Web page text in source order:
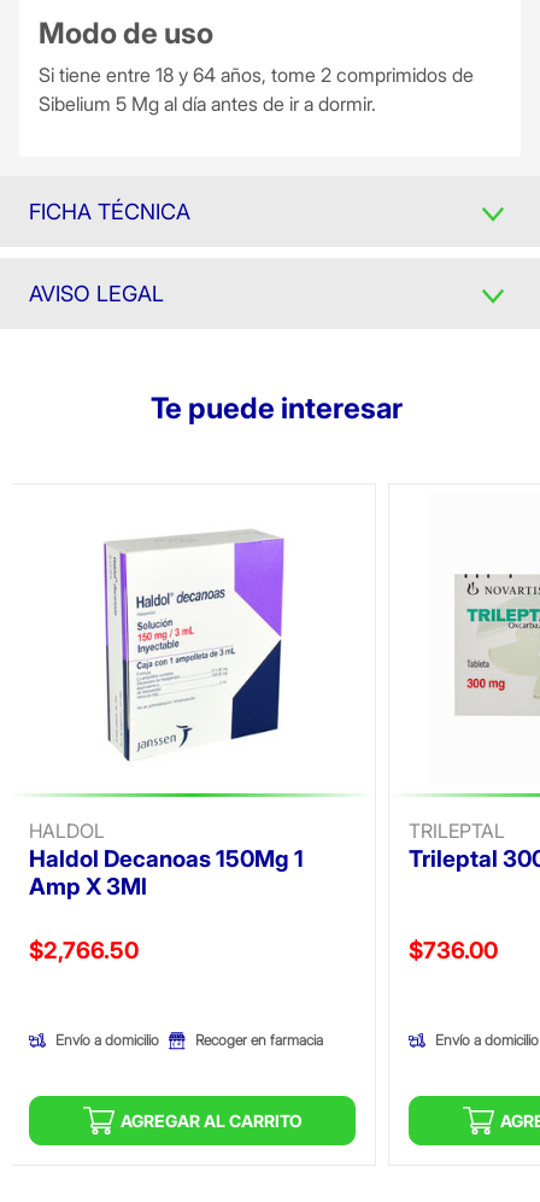
Modo de uso
Si tiene entre 18 y 64 años, tome 2 comprimidos de
Sibelium 5 Mg al día antes de ir a dormir.
FICHA TÉCNICA
AVISO LEGAL
Te puede interesar
HALDOL
Haldol Decanoas 150Mg 1
Amp X 3Ml
Precio reducido de
$2,766.50
Envío a domicilio Recoger en farmacia
AGREGAR AL CARRITO
TRILEPTAL
Trileptal
Precio
$736.00
Envío a domicilio